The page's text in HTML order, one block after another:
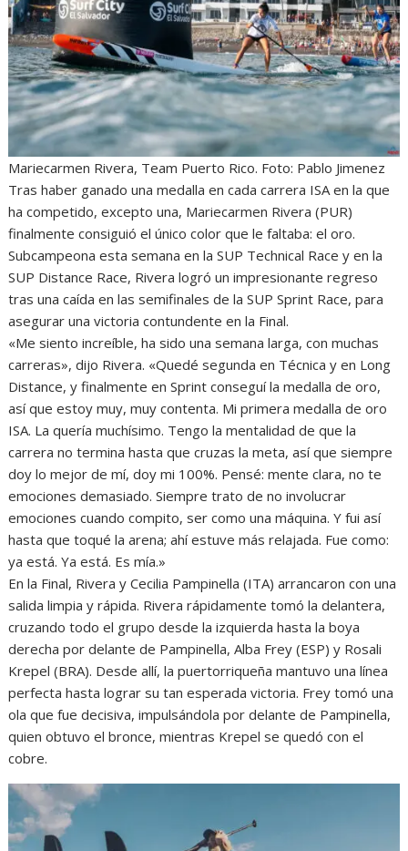
Mariecarmen Rivera, Team Puerto Rico. Foto: Pablo Jimenez
Tras haber ganado una medalla en cada carrera ISA en la que
ha competido, excepto una, Mariecarmen Rivera (PUR)
finalmente consiguió el único color que le faltaba: el oro.
Subcampeona esta semana en la SUP Technical Race y en la
SUP Distance Race, Rivera logró un impresionante regreso
tras una caída en las semifinales de la SUP Sprint Race, para
asegurar una victoria contundente en la Final.
«Me siento increíble, ha sido una semana larga, con muchas
carreras», dijo Rivera. «Quedé segunda en Técnica y en Long
Distance, y finalmente en Sprint conseguí la medalla de oro,
así que estoy muy, muy contenta. Mi primera medalla de oro
ISA. La quería muchísimo. Tengo la mentalidad de que la
carrera no termina hasta que cruzas la meta, así que siempre
doy lo mejor de mí, doy mi 100%. Pensé: mente clara, no te
emociones demasiado. Siempre trato de no involucrar
emociones cuando compito, ser como una máquina. Y fui así
hasta que toqué la arena; ahí estuve más relajada. Fue como:
ya está. Ya está. Es mía.»
En la Final, Rivera y Cecilia Pampinella (ITA) arrancaron con una
salida limpia y rápida. Rivera rápidamente tomó la delantera,
cruzando todo el grupo desde la izquierda hasta la boya
derecha por delante de Pampinella, Alba Frey (ESP) y Rosali
Krepel (BRA). Desde allí, la puertorriqueña mantuvo una línea
perfecta hasta lograr su tan esperada victoria. Frey tomó una
ola que fue decisiva, impulsándola por delante de Pampinella,
quien obtuvo el bronce, mientras Krepel se quedó con el
cobre.